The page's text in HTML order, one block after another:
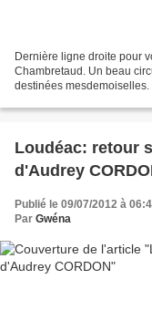
Dernière ligne droite pour
Chambretaud. Un beau
destinées
Loudéac: retour
d'Audrey
Publié le 09/07/2012 à
Par Gwéna